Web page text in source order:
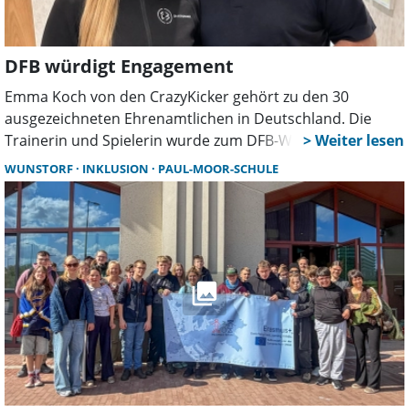
DFB würdigt Engagement
Emma Koch von den CrazyKicker gehört zu den 30
ausgezeichneten Ehrenamtlichen in Deutschland. Die
Trainerin und Spielerin wurde zum DFB-Wochenende
„Ehrendank ans Ehrenamt“ nach Berlin eingeladen – eine
besondere Anerkennung für ihr Engagement im
inklusiven Fußball.
WUNSTORF INKLUSION PAUL-MOOR-SCHULE